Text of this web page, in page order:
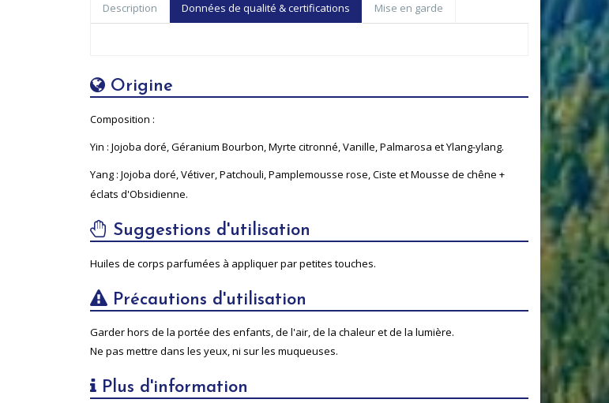
Description Données de qualité & certifications Mise en garde
Origine
Composition :
Yin : Jojoba doré, Géranium Bourbon, Myrte citronné, Vanille, Palmarosa et Ylang-ylang.
Yang : Jojoba doré, Vétiver, Patchouli, Pamplemousse rose, Ciste et Mousse de chêne +
éclats d'Obsidienne.
Suggestions d'utilisation
Huiles de corps parfumées à appliquer par petites touches.
Précautions d'utilisation
Garder hors de la portée des enfants, de l'air, de la chaleur et de la lumière.
Ne pas mettre dans les yeux, ni sur les muqueuses.
Plus d'information